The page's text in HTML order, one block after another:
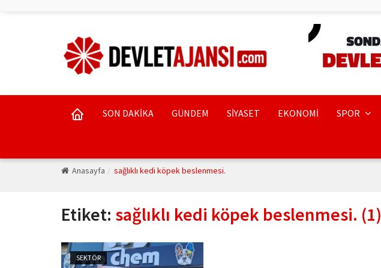
SON DAKİKA GÜNDEM SİYASET EKONOMİ SPOR
Anasayfa sağlıklı kedi köpek beslenmesi.
Etiket: sağlıklı kedi köpek beslenmesi. (1)
SEKTÖR